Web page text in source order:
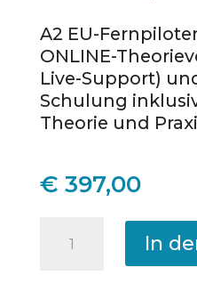
A2 EU-
ONLINE-
Live-Support)
Schulung
Theorie und
€ 397,00
In